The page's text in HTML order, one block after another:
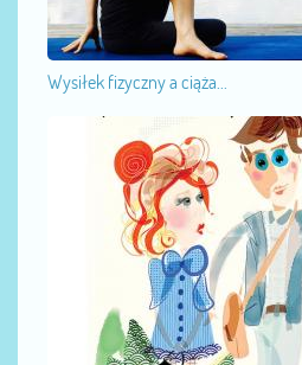
Wysiłek fizyczny a ciąża...